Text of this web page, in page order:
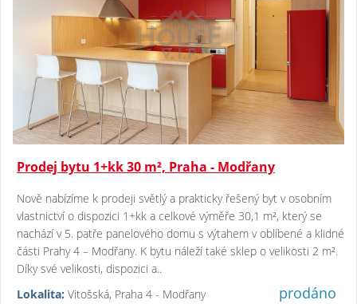
Prodej bytu 1+kk 30 m², Praha - Modřany
Nově nabízíme k prodeji světlý a prakticky řešený byt v osobním
vlastnictví o dispozici 1+kk a celkové výměře 30,1 m², který se
nachází v 5. patře panelového domu s výtahem v oblíbené a klidné
části Prahy 4 – Modřany. K bytu náleží také sklep o velikosti 2 m².
Díky své velikosti, dispozici a..
Lokalita: Vitošská, Praha 4 - Modřany prodáno